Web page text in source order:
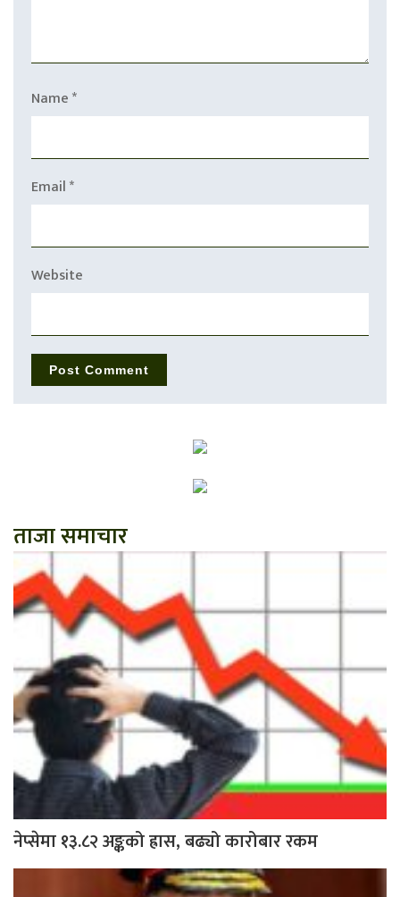
Name*
Email*
Website
ताजा समाचार
नेप्सेमा १३.८२ अङ्कको ह्रास, बढ्यो कारोबार रकम